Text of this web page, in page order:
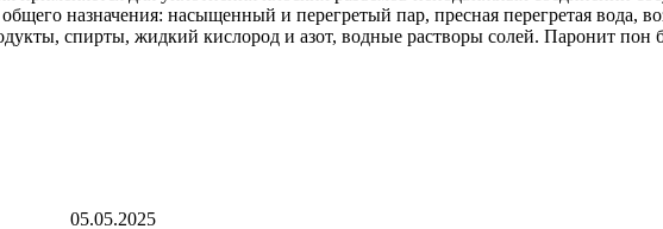
назначения: насыщенный и перегретый пар, пресная перегретая вода,
спирты, жидкий кислород и азот, водные растворы солей. Паронит пон
05.05.2025